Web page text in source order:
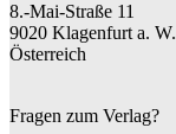
8.-Mai-Straße 11
9020 Klagenfurt a.
Österreich
Fragen zum Verlag?